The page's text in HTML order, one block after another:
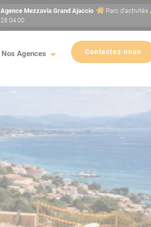
Agence MezzaviaGrand Ajaccio Parc d'activités
28 04 00
Nos Agences Contactez-nous